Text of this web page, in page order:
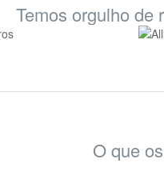
Temos orgulho de
O que